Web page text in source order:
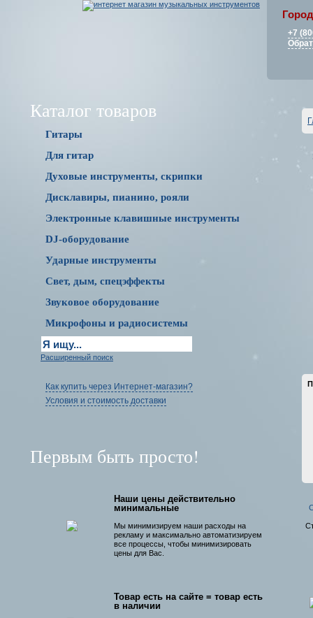
+7
Каталог товаров
Гитары
Для гитар
Духовые инструменты, скрипки
Дисклавиры, пианино, рояли
Электронные клавишные инструменты
DJ-оборудование
Ударные инструменты
Свет, дым, спецэффекты
Звуковое оборудование
Микрофоны и радиосистемы
Расширенный поиск
Как купить через Интернет-магазин?
Условия и стоимость доставки
Первым быть просто!
Наши цены действительно
минимальные
Мы минимизируем наши расходы на
рекламу и максимально автоматизируем
все процессы, чтобы минимизировать
цены для Вас.
Товар есть на сайте = товар есть
в наличии